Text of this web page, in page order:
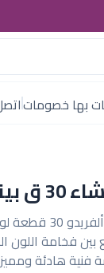
بها خصومات
الفريدو
فخامة اللون
فنية هادئة